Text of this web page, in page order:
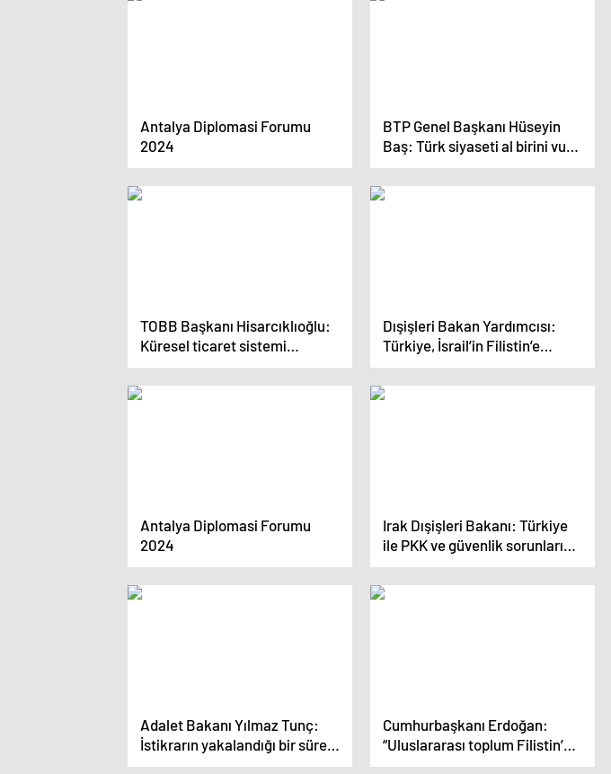
Antalya Diplomasi Forumu
2024
BTP Genel Başkanı Hüseyin
Baş: Türk siyaseti al birini vur
ötekine durumuyla karşı
karşıya
TOBB Başkanı Hisarcıklıoğlu:
Küresel ticaret sistemi
dünyadaki barış ortamını
güçlendirir
Dışişleri Bakan Yardımcısı:
Türkiye, İsrail’in Filistin’e
yönelik saldırılarına en dürüst
şekilde yaklaşıyor
Antalya Diplomasi Forumu
2024
Irak Dışişleri Bakanı: Türkiye
ile PKK ve güvenlik sorunları
konuşuldu
Adalet Bakanı Yılmaz Tunç:
İstikrarın yakalandığı bir süreci
hep beraber yaşayacağız
Cumhurbaşkanı Erdoğan:
“Uluslararası toplum Filistin’e
olan borcunu Filistin devletinin